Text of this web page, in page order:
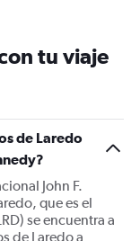
tu viaje
de Laredo
John F.
que es el
se encuentra a
de Laredo a